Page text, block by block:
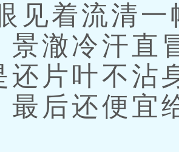
着流清一
景澈冷汗直
还片叶不沾
最后还便宜